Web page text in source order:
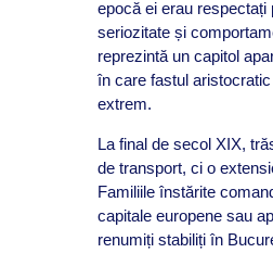
epocă ei erau respectați
seriozitate și
reprezintă un capitol
în care fastul
extrem.
La final de secol XIX,
de transport, ci o
Familiile înstărite
capitale europene sau
renumiți stabiliți în